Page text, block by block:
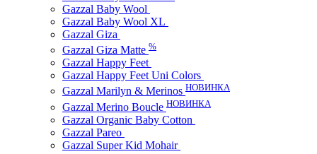
Gazzal Baby Wool
Gazzal Baby Wool XL
Gazzal Giza
Gazzal Giza Matte %
Gazzal Happy Feet
Gazzal Happy Feet Uni Colors
Gazzal Marilyn & Merinos НОВИНКА
Gazzal Merino Boucle НОВИНКА
Gazzal Organic Baby Cotton
Gazzal Pareo
Gazzal Super Kid Mohair